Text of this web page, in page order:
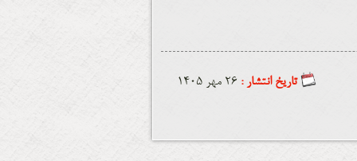
تاریخ انتشار : 26 مهر 1405